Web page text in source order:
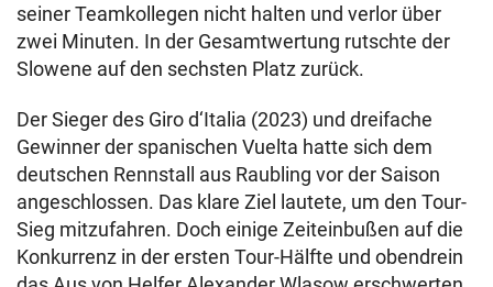
seiner Teamkollegen nicht halten und verlor über
zwei Minuten. In der Gesamtwertung rutschte der
Slowene auf den sechsten Platz zurück.
Der Sieger des Giro d‘Italia (2023) und dreifache
Gewinner der spanischen Vuelta hatte sich dem
deutschen Rennstall aus Raubling vor der Saison
angeschlossen. Das klare Ziel lautete, um den Tour-
Sieg mitzufahren. Doch einige Zeiteinbußen auf die
Konkurrenz in der ersten Tour-Hälfte und obendrein